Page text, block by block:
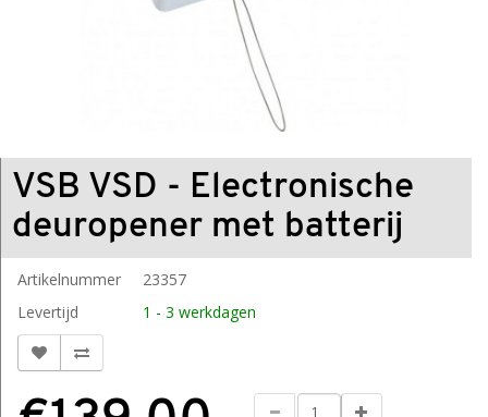
VSB VSD - Electronische
deuropener met batterij
Artikelnummer
23357
Levertijd
1 - 3 werkdagen